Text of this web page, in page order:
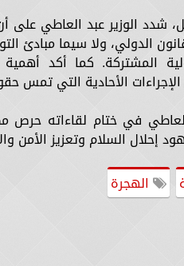
شدد الوزير عبد العاطي
الدولي، ولا سيما مبادئ
المشتركة. كما أكد
الأحادية التي تمس
في ختام لقاءاته حرص
إحلال السلام وتعزيز الأمن
الهجرة